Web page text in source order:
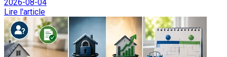
2026-08-04
Lire l'article